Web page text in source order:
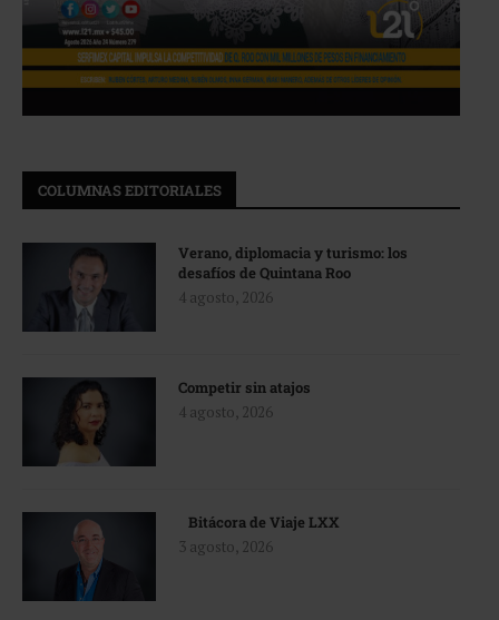
COLUMNAS EDITORIALES
Verano, diplomacia y turismo: los
desafíos de Quintana Roo
4 agosto, 2026
Competir sin atajos
4 agosto, 2026
Bitácora de Viaje LXX
3 agosto, 2026